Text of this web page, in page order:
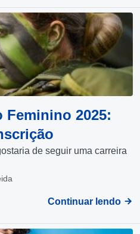
Feminino 2025:
de seguir uma carreira
Continuar lendo